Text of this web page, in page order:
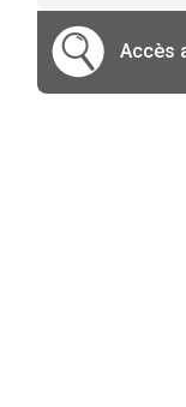
Accès